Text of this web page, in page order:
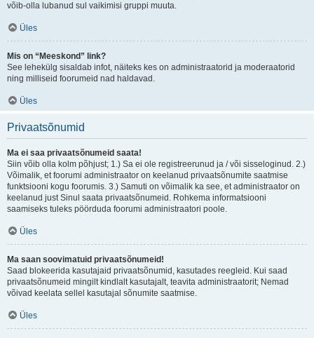
võib-olla lubanud sul vaikimisi gruppi muuta.
Üles
Mis on “Meeskond” link?
See lehekülg sisaldab infot, näiteks kes on administraatorid ja moderaatorid
ning milliseid foorumeid nad haldavad.
Üles
Privaatsõnumid
Ma ei saa privaatsõnumeid saata!
Siin võib olla kolm põhjust; 1.) Sa ei ole registreerunud ja / või sisseloginud. 2.)
Võimalik, et foorumi administraator on keelanud privaatsõnumite saatmise
funktsiooni kogu foorumis. 3.) Samuti on võimalik ka see, et administraator on
keelanud just Sinul saata privaatsõnumeid. Rohkema informatsiooni
saamiseks tuleks pöörduda foorumi administraatori poole.
Üles
Ma saan soovimatuid privaatsõnumeid!
Saad blokeerida kasutajaid privaatsõnumid, kasutades reegleid. Kui saad
privaatsõnumeid mingilt kindlalt kasutajalt, teavita administraatorit; Nemad
võivad keelata sellel kasutajal sõnumite saatmise.
Üles